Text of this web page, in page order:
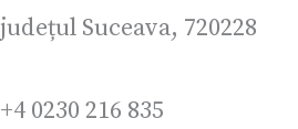
județul Suceava, 720228
+4 0230 216 835